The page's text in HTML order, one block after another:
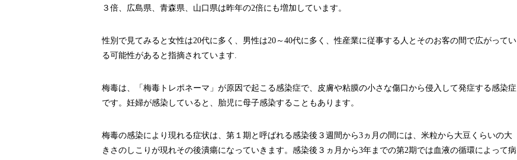
３倍、広島県、青森県、山口県は昨年の2倍にも増加しています。
性別で見てみると女性は20代に多く、男性は20 ～ 40代に多く、性産業に従事する人とそのお客の間で広がってい
る可能性があると指摘されています.
梅毒は、「梅毒トレポネーマ」が原因で起こる感染症で、皮膚や粘膜の小さな傷口から侵入して発症する感染症
です。妊婦が感染していると、胎児に母子感染することもあります。
梅毒の感染により現れる症状は、第１期と呼ばれる感染後３週間から3 ヵ月の間には、米粒から大豆くらいの大
きさのしこりが現れその後潰瘍になっていきます。感染後３ヵ月から3年までの第2期では血液の循環によって病